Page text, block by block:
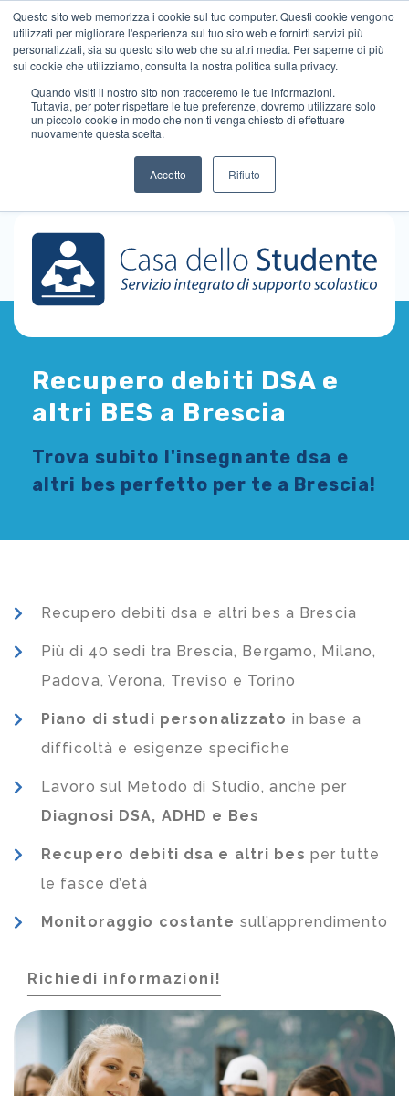
Questo sito web memorizza i cookie sul tuo computer. Questi cookie vengono
utilizzati per migliorare l'esperienza sul tuo sito web e fornirti servizi più
personalizzati, sia su questo sito web che su altri media. Per saperne di più
sui cookie che utilizziamo, consulta la nostra politica sulla privacy.
Quando visiti il ​​nostro sito non tracceremo le tue informazioni.
Tuttavia, per poter rispettare le tue preferenze, dovremo utilizzare solo
un piccolo cookie in modo che non ti venga chiesto di effettuare
nuovamente questa scelta.
Accetto Rifiuto
Recupero debiti DSA e
altri BES a Brescia
Trova subito l'insegnante dsa e
altri bes perfetto per te a Brescia!
Recupero debiti dsa e altri bes a Brescia
Più di 40 sedi tra Brescia, Bergamo, Milano,
Padova, Verona, Treviso e Torino
Piano di studi personalizzato in base a
difficoltà e esigenze specifiche
Lavoro sul Metodo di Studio, anche per
Diagnosi DSA, ADHD e Bes
Recupero debiti dsa e altri bes per tutte
le fasce d’età
Monitoraggio costante sull’apprendimento
Richiedi informazioni!